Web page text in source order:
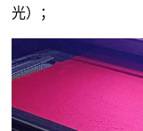
光）；